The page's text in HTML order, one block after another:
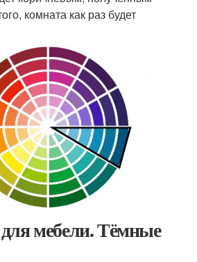
комната как раз будет
мебели. Тёмные